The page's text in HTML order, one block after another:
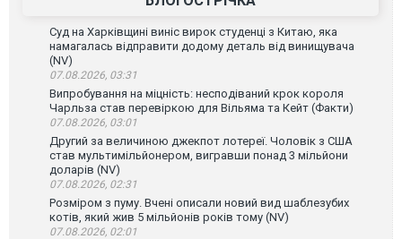
Суд на Харківщині виніс вирок студенці з Китаю, яка
намагалась відправити додому деталь від винищувача
(NV)
07.08.2026, 03:31
Випробування на міцність: несподіваний крок короля
Чарльза став перевіркою для Вільяма та Кейт (Факти)
07.08.2026, 03:01
Другий за величиною джекпот лотереї. Чоловік з США
став мультимільйонером, вигравши понад 3 мільйони
доларів (NV)
07.08.2026, 02:31
Розміром з пуму. Вчені описали новий вид шаблезубих
котів, який жив 5 мільйонів років тому (NV)
07.08.2026, 02:01